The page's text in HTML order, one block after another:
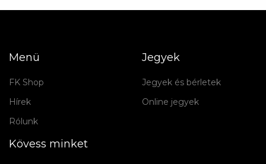
Menü
FK Shop
Hírek
Rólunk
Jegyek
Jegyek és bérletek
Online jegyek
Kövess minket